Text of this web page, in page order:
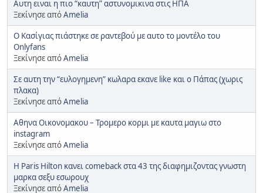
Αυτη ειναι η πιο “καυτη” αστυνομικινα στις ΗΠΑ
Ξεκίνησε απόAmelia
Ο Κασίγιας πιάστηκε σε ραντεβού με αυτο το μοντέλο του
Onlyfans
Ξεκίνησε απόAmelia
Σε αυτη την “ευλογημενη” κωλαρα εκανε like και ο Πάπας (χωρις
πλακα)
Ξεκίνησε απόAmelia
Αθηνα Οικονομακου – Τρομερο κορμι με καυτα μαγιω στο
instagram
Ξεκίνησε απόAmelia
H Paris Hilton κανει comeback στα 43 της διαφημιζοντας γνωστη
μαρκα σεξυ εσωρουχ
Ξεκίνησε απόAmelia